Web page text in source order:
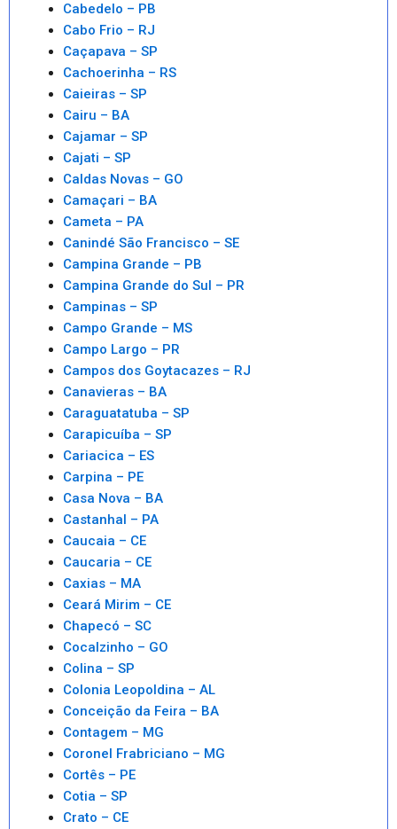
Cabedelo – PB
Cabo Frio – RJ
Caçapava – SP
Cachoerinha – RS
Caieiras – SP
Cairu – BA
Cajamar – SP
Cajati – SP
Caldas Novas – GO
Camaçari – BA
Cameta – PA
Canindé São Francisco – SE
Campina Grande – PB
Campina Grande do Sul – PR
Campinas – SP
Campo Grande – MS
Campo Largo – PR
Campos dos Goytacazes – RJ
Canavieras – BA
Caraguatatuba – SP
Carapicuíba – SP
Cariacica – ES
Carpina – PE
Casa Nova – BA
Castanhal – PA
Caucaia – CE
Caucaria – CE
Caxias – MA
Ceará Mirim – CE
Chapecó – SC
Cocalzinho – GO
Colina – SP
Colonia Leopoldina – AL
Conceição da Feira – BA
Contagem – MG
Coronel Frabriciano – MG
Cortês – PE
Cotia – SP
Crato – CE